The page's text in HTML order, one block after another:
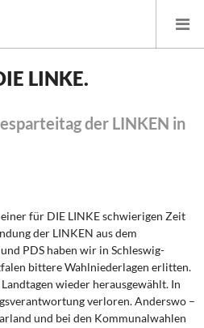
und Finanzpolitik
und Daseinsvorsorge
LINKE.
der LINKEN in
für DIE LINKE schwierigen Zeit
der LINKEN aus dem
PDS haben wir in Schleswig-
bittere Wahlniederlagen erlitten.
wieder herausgewählt. In
verloren. Anderswo –
und bei den Kommunalwahlen